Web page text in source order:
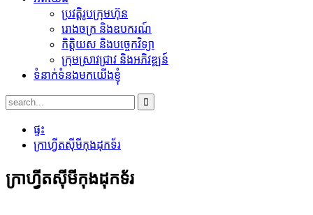
ប្រវត្តិរូបក្រុមហ៊ុន
រោងចក្រ និងឧបករណ៍
កិត្តិយស និងបច្ចេកវិទ្យា
ក្រុមស្រាវជ្រាវ និងអភិវឌ្ឍន៍
ទំនាក់ទំនងមកយើងខ្ញុំ
ផ្ទះ
ក្រាហ្វីត​ស៊ីមីកុងដុកទ័រ
ក្រាហ្វីត​ស៊ីមីកុងដុកទ័រ